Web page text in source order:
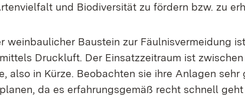
und Biodiversität zu fördern bzw. zu
weinbaulicher Baustein zur Fäulnisvermeidung
Druckluft. Der Einsatzzeitraum ist
also in Kürze. Beobachten sie ihre Anlagen sehr
da es erfahrungsgemäß recht schnell